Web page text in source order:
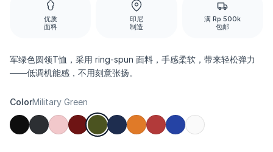
优质
面料
印尼
制造
满 Rp 500k
包邮
军绿色圆领T恤，采用 ring-spun 面料，手感柔软，带来轻松弹力
——低调机能感，不用刻意张扬。
ColorMilitary Green